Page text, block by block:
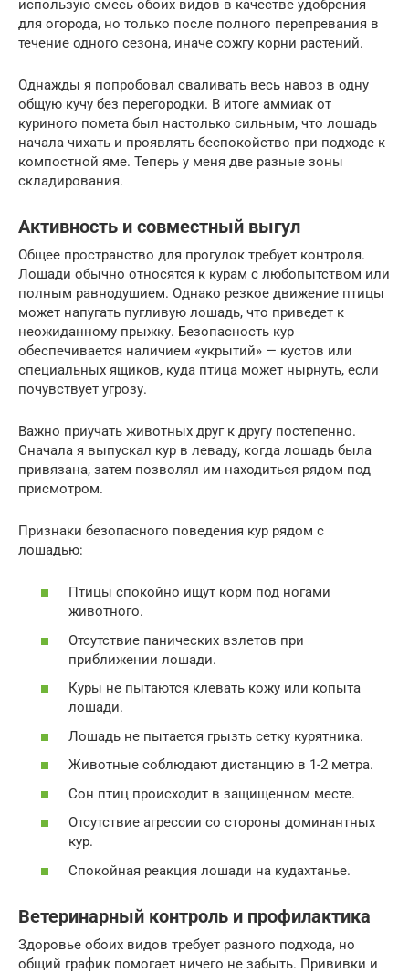
использую смесь обоих видов в качестве удобрения
для огорода, но только после полного перепревания в
течение одного сезона, иначе сожгу корни растений.
Однажды я попробовал сваливать весь навоз в одну
общую кучу без перегородки. В итоге аммиак от
куриного помета был настолько сильным, что лошадь
начала чихать и проявлять беспокойство при подходе к
компостной яме. Теперь у меня две разные зоны
складирования.
Активность и совместный выгул
Общее пространство для прогулок требует контроля.
Лошади обычно относятся к курам с любопытством или
полным равнодушием. Однако резкое движение птицы
может напугать пугливую лошадь, что приведет к
неожиданному прыжку. Безопасность кур
обеспечивается наличием «укрытий» — кустов или
специальных ящиков, куда птица может нырнуть, если
почувствует угрозу.
Важно приучать животных друг к другу постепенно.
Сначала я выпускал кур в леваду, когда лошадь была
привязана, затем позволял им находиться рядом под
присмотром.
Признаки безопасного поведения кур рядом с
лошадью:
Птицы спокойно ищут корм под ногами
животного.
Отсутствие панических взлетов при
приближении лошади.
Куры не пытаются клевать кожу или копыта
лошади.
Лошадь не пытается грызть сетку курятника.
Животные соблюдают дистанцию в 1-2 метра.
Сон птиц происходит в защищенном месте.
Отсутствие агрессии со стороны доминантных
кур.
Спокойная реакция лошади на кудахтанье.
Ветеринарный контроль и профилактика
Здоровье обоих видов требует разного подхода, но
общий график помогает ничего не забыть. Прививки и